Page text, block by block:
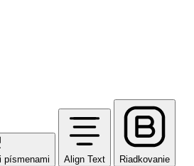
písmenami Align Text Riadkovanie